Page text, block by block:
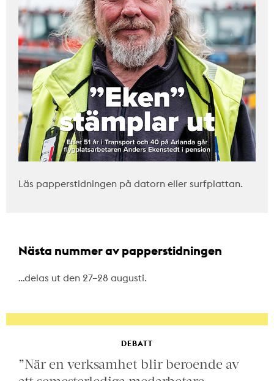
Läs papperstidningen på datorn eller surfplattan.
Nästa nummer av papperstidningen
…delas ut den 27–28 augusti.
DEBATT
”När en verksamhet blir beroende av